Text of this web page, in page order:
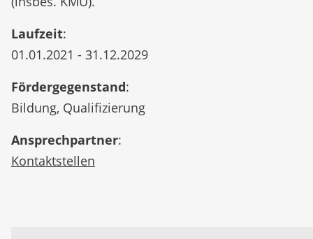
Laufzeit:
01.01.2021 - 31.12.2029
Fördergegenstand:
Bildung, Qualifizierung
Ansprechpartner:
Kontaktstellen